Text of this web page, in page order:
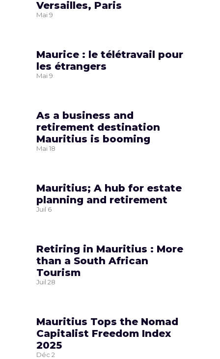
Versailles, Paris
Mai9
Maurice : le télétravail pour
les étrangers
Mai9
As a business and
retirement destination
Mauritius is booming
Mai18
Mauritius; A hub for estate
planning and retirement
Juil 6
Retiring in Mauritius : More
than a South African
Tourism
Juil 28
Mauritius Tops the Nomad
Capitalist Freedom Index
2025
Déc 2